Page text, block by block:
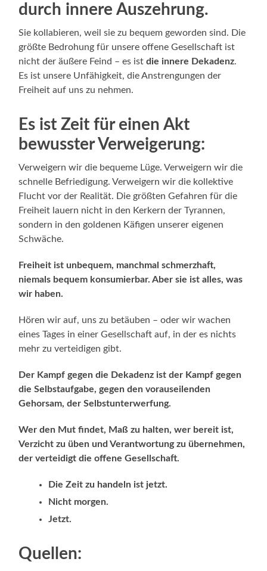
durch innere Auszehrung.
Sie kollabieren, weil sie zu bequem geworden sind. Die
größte Bedrohung für unsere offene Gesellschaft ist
nicht der äußere Feind – es istdie innere Dekadenz.
Es ist unsere Unfähigkeit, die Anstrengungen der
Freiheit auf uns zu nehmen.
Es ist Zeit für einen Akt
bewusster Verweigerung:
Verweigern wir die bequeme Lüge. Verweigern wir die
schnelle Befriedigung. Verweigern wir die kollektive
Flucht vor der Realität. Die größten Gefahren für die
Freiheit lauern nicht in den Kerkern der Tyrannen,
sondern in den goldenen Käfigen unserer eigenen
Schwäche.
Freiheit ist unbequem, manchmal schmerzhaft,
niemals bequem konsumierbar. Aber sie ist alles, was
wir haben.
Hören wir auf, uns zu betäuben – oder wir wachen
eines Tages in einer Gesellschaft auf, in der es nichts
mehr zu verteidigen gibt.
Der Kampf gegen die Dekadenz ist der Kampf gegen
die Selbstaufgabe, gegen den vorauseilenden
Gehorsam, der Selbstunterwerfung.
Wer den Mut findet, Maß zu halten, wer bereit ist,
Verzicht zu üben und Verantwortung zu übernehmen,
der verteidigt die offene Gesellschaft.
Die Zeit zu handeln ist jetzt.
Nicht morgen.
Jetzt.
Quellen: